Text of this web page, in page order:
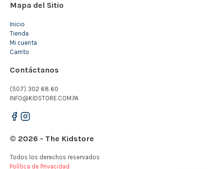
Mapa del Sitio
Inicio
Tienda
Mi cuenta
Carrito
Contáctanos
(507) 302 68 60
INFO@KIDSTORE.COM.PA
© 2026 - The Kidstore
Todos los derechos reservados
Política de Privacidad